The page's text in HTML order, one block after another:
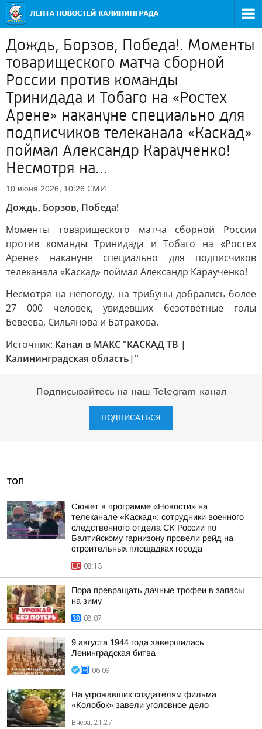
Дождь, Борзов, Победа!. Моменты
товарищеского матча сборной
России против команды
Тринидада и Тобаго на «Ростех
Арене» накануне специально для
подписчиков телеканала «Каскад»
поймал Александр Караученко!
Несмотря на...
10 июня 2026, 10:26 СМИ
Дождь, Борзов, Победа!
Моменты товарищеского матча сборной России
против команды Тринидада и Тобаго на «Ростех
Арене» накануне специально для подписчиков
телеканала «Каскад» поймал Александр Караученко!
Несмотря на непогоду, на трибуны добрались более
27 000 человек, увидевших безответные голы
Бевеева, Сильянова и Батракова.
Источник: Канал в МАКС "КАСКАД ТВ |
Калининградская область|"
Подписывайтесь на наш Telegram-канал
ПОДПИСАТЬСЯ
ТОП
Сюжет в программе «Новости» на
телеканале «Каскад»: сотрудники военного
следственного отдела СК России по
Балтийскому гарнизону провели рейд на
строительных площадках города
08:13
Пора превращать дачные трофеи в запасы
на зиму
08:07
9 августа 1944 года завершилась
Ленинградская битва
06:09
На угрожавших создателям фильма
«Колобок» завели уголовное дело
Вчера, 21:27